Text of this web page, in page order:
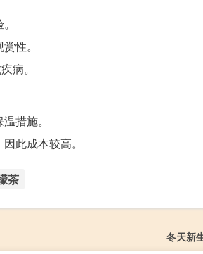
性。
病。
措施。
此成本较高。
茶
冬天新